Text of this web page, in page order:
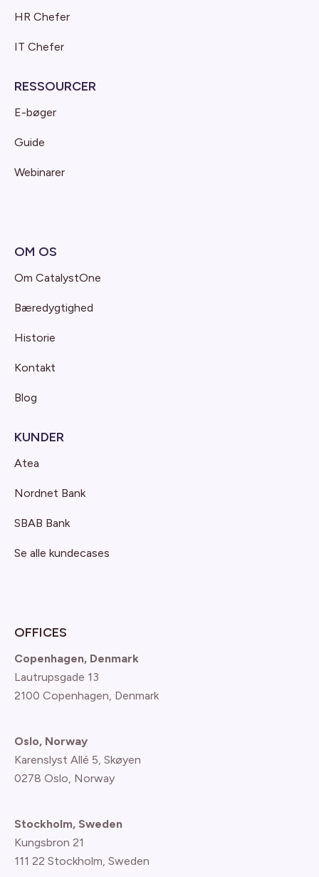
HR Chefer
IT Chefer
RESSOURCER
E-bøger
Guide
Webinarer
OM OS
Om CatalystOne
Bæredygtighed
Historie
Kontakt
Blog
KUNDER
Atea
Nordnet Bank
SBAB Bank
Se alle kundecases
OFFICES
Copenhagen, Denmark
Lautrupsgade 13
2100 Copenhagen , Denmark
Oslo, Norway
Karenslyst Allé 5, Skøyen
0278 Oslo, Norway
Stockholm, Sweden
Kungsbron 21
111 22 Stockholm, Sweden